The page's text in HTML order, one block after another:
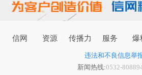
信网 资源 传播力 服务 爆
违法和不良信息举
新闻热线:0532-